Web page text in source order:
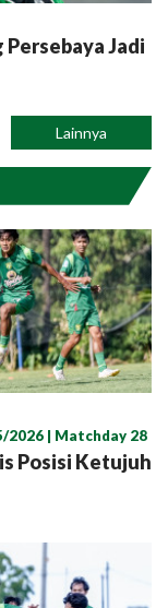
Jadi
Lainnya
2026 | Matchday 28
Posisi Ketujuh